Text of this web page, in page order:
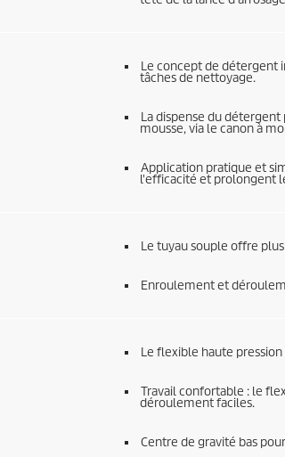
Le concept de détergent
tâches de nettoyage.
La dispense du
mousse, via le canon à
Application pratique et
l'efficacité et prolongent
Le tuyau souple offre
Enroulement et
Le flexible haute
Travail confortable : le
déroulement faciles.
Centre de gravité bas